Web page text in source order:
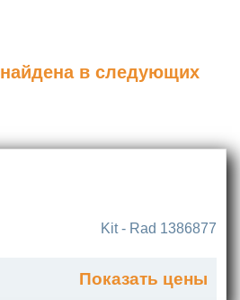
найдена в следующих
Kit - Rad 1386877
Показать цены